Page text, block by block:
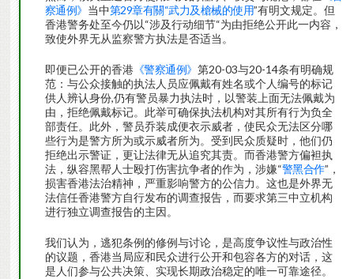
察通例》 当中第29章有關“武力及槍械的使用”有明文规定。但
香港警务处至今仍以“涉及行动细节“为由拒绝公开此一内容，
致使外界无从监察警方执法是否适当。
即便已公开的香港《警察通例》 第20-03与20-14条有明确规
范：与公众接触的执法人员应佩戴有姓名或个人编号的标记
供人辨认身份,仍有警员暴力执法时，以警装上面无法佩戴为
由，拒绝佩戴标记。此举可确保执法机构对其所有行为负全
部责任。此外，警员乔装成便衣示威者，使民众无法区分哪
些行为是警方所为或示威者所为。受到民众质疑时，他们仍
拒绝出示警证，更让法律无从追究其责。而香港警方偏袒执
法，纵容黑帮人士殴打伤害抗争者的作为，涉嫌“警黑合作”，
损害香港法治精神，严重影响警方的公信力。这也是外界无
法信任香港警方自行发布的调查报告，而要求第三中立机构
进行独立调查报告的主因。
我们认为，逃犯条例的修例与讨论，是高度争议性与政治性
的议题，香港当局应和民众进行公开和包容各方的对话，这
是人们参与公共决策、实现长期政治稳定的唯一可靠途径。